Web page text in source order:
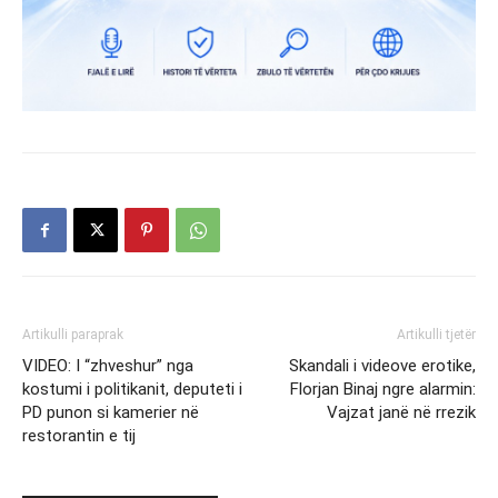
Artikulli paraprak
VIDEO: I “zhveshur” nga
kostumi i politikanit, deputeti i
PD punon si kamerier në
restorantin e tij
Artikulli tjetër
Skandali i videove erotike,
Florjan Binaj ngre alarmin:
Vajzat janë në rrezik